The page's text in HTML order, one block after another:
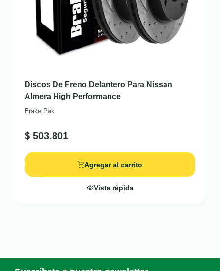
Discos De Freno Delantero Para Nissan
Almera High Performance
Brake Pak
$ 503.801
Agregar al carrito
Vista rápida